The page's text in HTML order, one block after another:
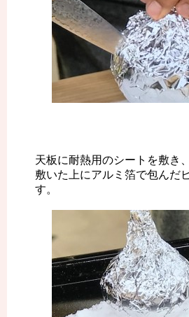
天板に耐熱用のシートを敷き
敷いた上にアルミ箔で包んだ
す。